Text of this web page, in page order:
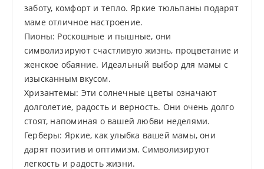
заботу, комфорт и тепло. Яркие тюльпаны подарят
маме отличное настроение.
Пионы: Роскошные и пышные, они
символизируют счастливую жизнь, процветание и
женское обаяние. Идеальный выбор для мамы с
изысканным вкусом.
Хризантемы: Эти солнечные цветы означают
долголетие, радость и верность. Они очень долго
стоят, напоминая о вашей любви неделями.
Герберы: Яркие, как улыбка вашей мамы, они
дарят позитив и оптимизм. Символизируют
легкость и радость жизни.